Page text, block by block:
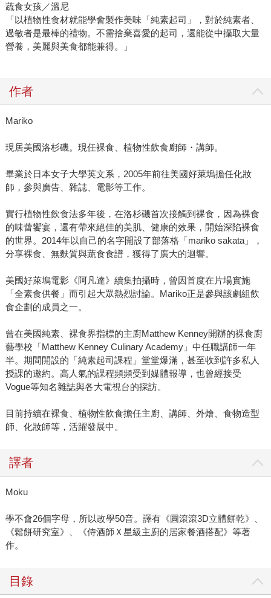
蔬食女孩／溫尼
「以植物性食材就能學會製作美味「純素起司」，對於純素者、
過敏者是最棒的禮物。不需捨棄喜愛的起司，還能從中攝取大量
營養，美麗與美食都能兼得。」
作者
Mariko
現居美國洛杉磯。現任裸食、植物性飲食廚師・講師。
畢業於日本女子大學英文系，2005年前往美國好萊塢擔任化妝
師，參與廣告、雜誌、電影等工作。
實行植物性飲食法多年後，在洛杉磯首次接觸到裸食，因為裸食
的味蕾饗宴，還有帶來絕佳的美肌、健康的效果，開始深陷裸食
的世界。2014年以自己的名字開設了部落格「mariko sakata」，
分享裸食、無麩質與蔬食食譜，獲得了廣大的迴響。
美國好萊塢電影《阿凡達》續集拍攝時，曾因首度在片場實施
「全素食供餐」而引起大眾熱烈討論。Mariko正是參與該劇組飲
食企劃的成員之一。
曾在美國純素、裸食界指標的主廚Matthew Kenney開辦的裸食廚
藝學校「Matthew Kenney Culinary Academy」中任職講師一年
半。期間開設的「純素起司課程」堂堂爆滿，甚至收到許多私人
授課的邀約。高人氣的課程頻頻受到媒體報導，也曾經接受
Vogue等知名雜誌與各大電視台的採訪。
目前持續在裸食、植物性飲食擔任主廚、講師、外燴、食物造型
師、化妝師等，活躍發展中。
譯者
Moku
學不會26個字母，所以改學50音。譯有《圓滾滾3D立體餅乾》、
《鬆餅研究室》、《侍酒師Ｘ星級主廚的居家餐酒搭配》等著
作。
目錄